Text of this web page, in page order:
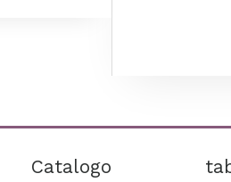
Catalogo